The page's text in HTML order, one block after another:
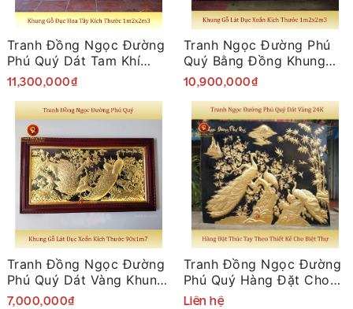
Tranh Đồng Ngọc Đường
Phú Quý Dát Tam Khí
Khung Gỗ 1m2 x 2m3
11,300,000₫
Tranh Ngọc Đường Phú
Quý Bằng Đồng Khung
Gỗ 1m2 x 2m3
10,900,000₫
Tranh Đồng Ngọc Đường
Phú Quý Dát Vàng Khung
Gỗ 90 x 1m7
7,000,000₫
Tranh Đồng Ngọc Đường
Phú Quý Hàng Đặt Cho
Biệt Thự
Liên hệ